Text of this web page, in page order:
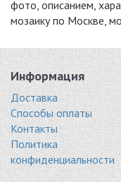
стекло 298x298
9953 руб. / кв.м.
-7%
фото, описанием,
мозаику по Москве,
Информация
Доставка
Способы оплаты
Контакты
Политика
конфиденциальности